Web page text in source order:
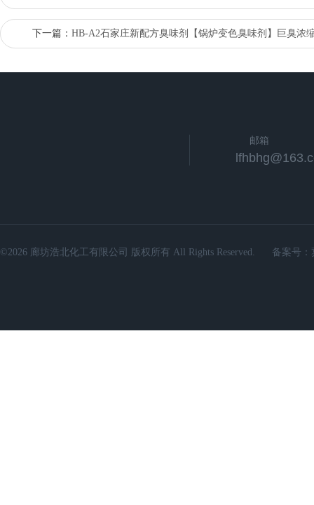
下一篇： HB-A2石家庄新配方臭味剂【锅炉变色臭味剂】巨臭浓
邮箱
©2026 廊坊浩北化工有限公司 版权所有 All Rights Reserved. 备案号：